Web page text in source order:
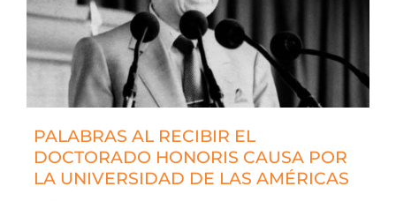
PALABRAS AL RECIBIR EL
DOCTORADO HONORIS CAUSA POR
LA UNIVERSIDAD DE LAS AMÉRICAS